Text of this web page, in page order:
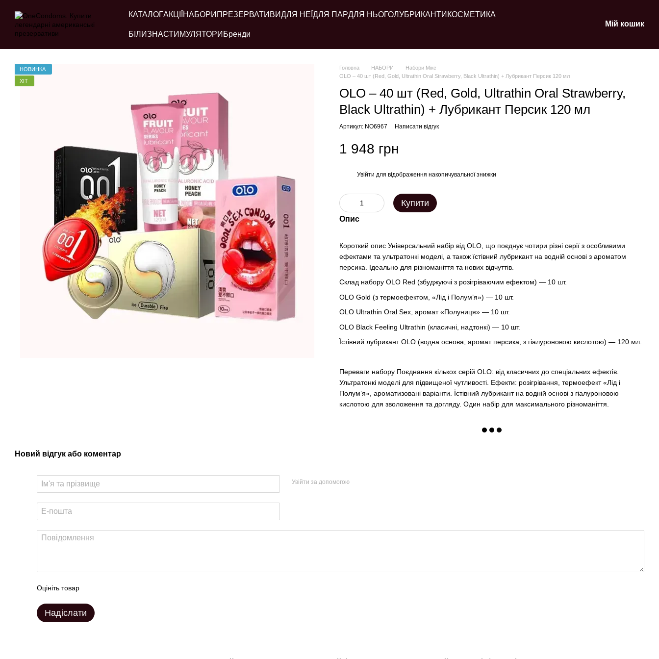
КАТАЛОГАКЦІЇ НАБОРИ ПРЕЗЕРВАТИВИДЛЯ НЕЇ ДЛЯ ПАРДЛЯ НЬОГОЛУБРИКАНТИ КОСМЕТИКА
БІЛИЗНАСТИМУЛЯТОРИ Бренди
Мій кошик
НОВИНКА
ХІТ
Головна НАБОРИ
Набори Мікс
OLO – 40 шт (Red, Gold, Ultrathin Oral Strawberry, Black Ultrathin) + Лубрикант Персик 120 мл
OLO – 40 шт (Red, Gold, Ultrathin Oral Strawberry,
Black Ultrathin) + Лубрикант Персик 120 мл
Артикул: NO6967 Написати відгук
1 948 грн
Увійти для відображення накопичувальної знижки
Купити
Опис
Короткий опис Універсальний набір від OLO, що поєднує чотири різні серії з особливими
ефектами та ультратонкі моделі, а також їстівний лубрикант на водній основі з ароматом
персика. Ідеально для різноманіття та нових відчуттів.
Склад набору OLO Red (збуджуючі з розігріваючим ефектом) — 10 шт.
OLO Gold (з термоефектом, «Лід і Полум’я») — 10 шт.
OLO Ultrathin Oral Sex, аромат «Полуниця» — 10 шт.
OLO Black Feeling Ultrathin (класичні, надтонкі) — 10 шт.
Їстівний лубрикант OLO (водна основа, аромат персика, з гіалуроновою кислотою) — 120 мл.
Переваги набору Поєднання кількох серій OLO: від класичних до спеціальних ефектів.
Ультратонкі моделі для підвищеної чутливості. Ефекти: розігрівання, термоефект «Лід і
Полум’я», ароматизовані варіанти. Їстівний лубрикант на водній основі з гіалуроновою
кислотою для зволоження та догляду. Один набір для максимального різноманіття.
Новий відгук або коментар
Увійти за допомогою
Оцініть товар
Надіслати